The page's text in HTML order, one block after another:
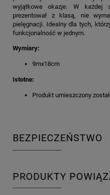
wyjątkowe okazje. W każdej
prezentował z klasą, nie
pielęgnacji. Idealny dla tych,
funkcjonalność w jednym.
Wymiary:
9mx18cm
Istotne:
Produkt umieszczony
BEZPIECZEŃSTWO
PRODUKTY